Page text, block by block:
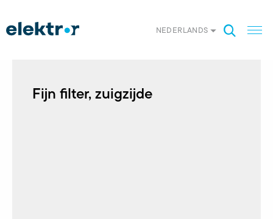
NEDERLANDS
Fijn filter, zuigzijde